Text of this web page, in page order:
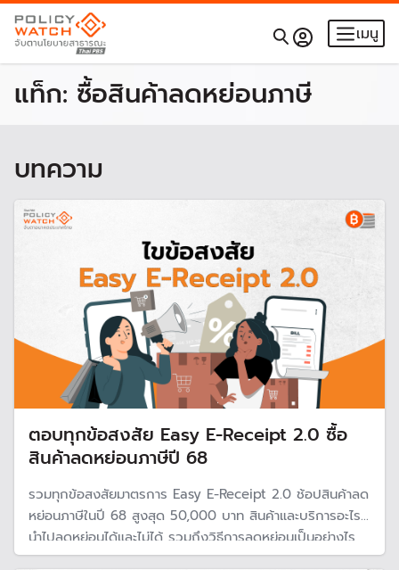
เมนู
แท็ก: ซื้อสินค้าลดหย่อนภาษี
บทความ
ตอบทุกข้อสงสัย Easy E-Receipt 2.0 ซื้อ
สินค้าลดหย่อนภาษีปี 68
รวมทุกข้อสงสัยมาตรการ Easy E-Receipt 2.0 ช้อปสินค้าลด
หย่อนภาษีในปี 68 สูงสุด 50,000 บาท สินค้าและบริการอะไรที่
นำไปลดหย่อนได้และไม่ได้ รวมถึงวิธีการลดหย่อนเป็นอย่างไร